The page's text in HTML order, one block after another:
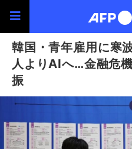
韓国・青年雇用に寒
人よりAIへ…金融危
振